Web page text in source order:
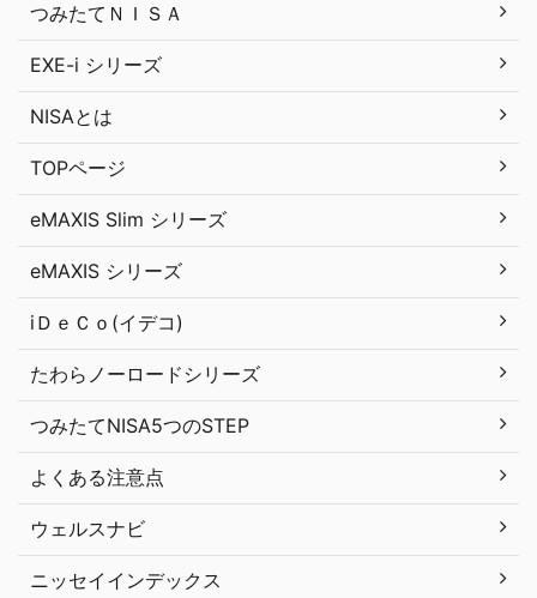
つみたてＮＩＳＡ
EXE-i シリーズ
NISAとは
TOPページ
eMAXIS Slim シリーズ
eMAXIS シリーズ
iＤｅＣｏ(イデコ)
たわらノーロードシリーズ
つみたてNISA5つのSTEP
よくある注意点
ウェルスナビ
ニッセイインデックス